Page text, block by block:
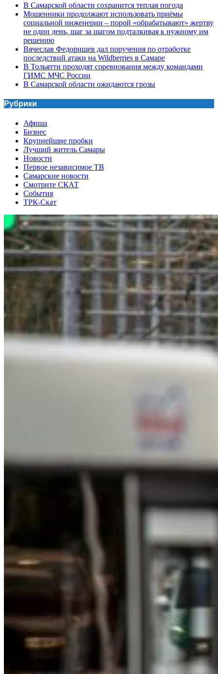
В Самарской области сохранится теплая погода
Мошенники продолжают использовать приёмы
социальной инженерии – порой «обрабатывают» жертву
не один день, шаг за шагом подталкивая к нужному им
решению
Вячеслав Федорищев дал поручения по отработке
последствий атаки на Wildberries в Самаре
В Тольятти проходят соревнования между командами
ГИМС МЧС России
В Самарской области ожидаются грозы
Рубрики
Афиша
Бизнес
Крупнейшие пробки
Лучший житель Самары
Новости
Первое независимое ТВ
Самарские новости
Смотрите СКАТ
События
ТРК-Скат